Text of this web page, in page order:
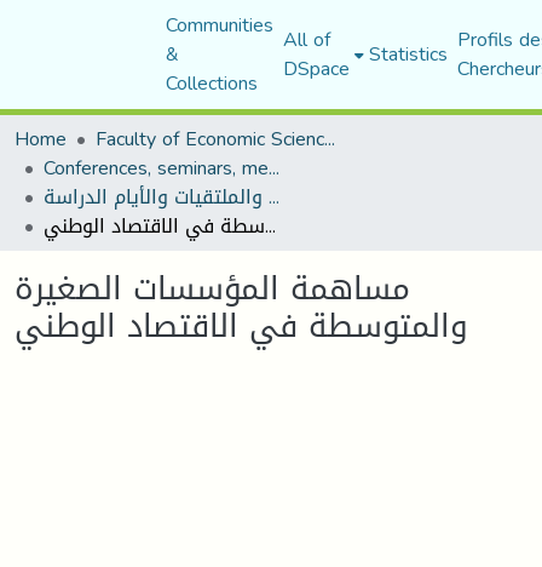
Communities
&
Collections
All of
DSpace Statistics Profils
Home
Faculty of Economic Sciences, Commerce and Management Sciences
Conferences, seminars, meetings, and study days
المؤتمرات والندوات والملتقيات والأيام الدراسة
مساهمة المؤسسات الصغيرة والمتوسطة في الاقتصاد الوطني
مساهمة المؤسسات الصغيرة
والمتوسطة في الاقتصاد الوطني